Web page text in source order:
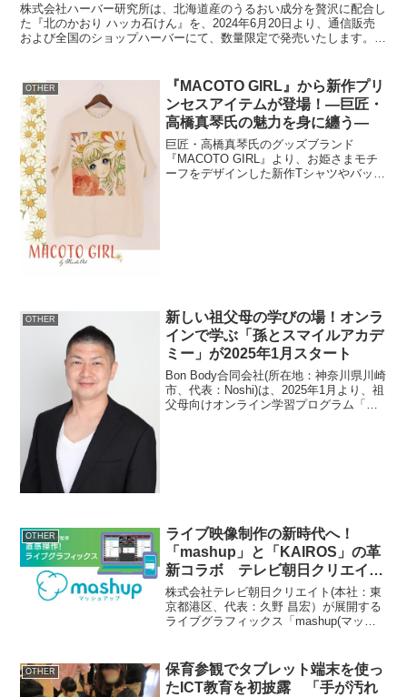
株式会社ハーバー研究所は、北海道産のうるおい成分を贅沢に配合し
た『北のかおり ハッカ石けん』を、2024年6月20日より、通信販売
および全国のショップハーバーにて、数量限定で発売いたします。
OTHER
『MACOTO GIRL』から新作プリ
ンセスアイテムが登場！―巨匠・
高橋真琴氏の魅力を身に纏う―
巨匠・高橋真琴氏のグッズブランド
『MACOTO GIRL』より、お姫さまモチ
ーフをデザインした新作Tシャツやバッグ
OTHER
新しい祖父母の学びの場！オンラ
インで学ぶ「孫とスマイルアカデ
ミー」が2025年1月スタート
Bon Body合同会社(所在地：神奈川県川崎
市、代表：Noshi)は、2025年1月より、祖
父母向けオンライン学習プログラム「孫
OTHER
ライブ映像制作の新時代へ！
「mashup」と「KAIROS」の革
新コラボ テレビ朝日クリエイ
ト、パナソニック コネクトブー
スにて展示 「Inter BEE 2024」
11月13日より
株式会社テレビ朝日クリエイト(本社：東
京都港区、代表：久野 昌宏）が展開する
ライブグラフィックス「mashup(マッシ
総合イベント「Inter BEE...
OTHER
保育参観でタブレット端末を使っ
たICT教育を初披露 「手が汚れ